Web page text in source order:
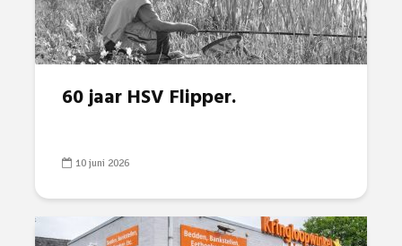
60 jaar HSV Flipper.
10 juni 2026